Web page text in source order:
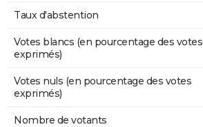
Taux d'abstention
Votes blancs (en pourcentage des votes
exprimés)
Votes nuls (en pourcentage des votes
exprimés)
Nombre de votants